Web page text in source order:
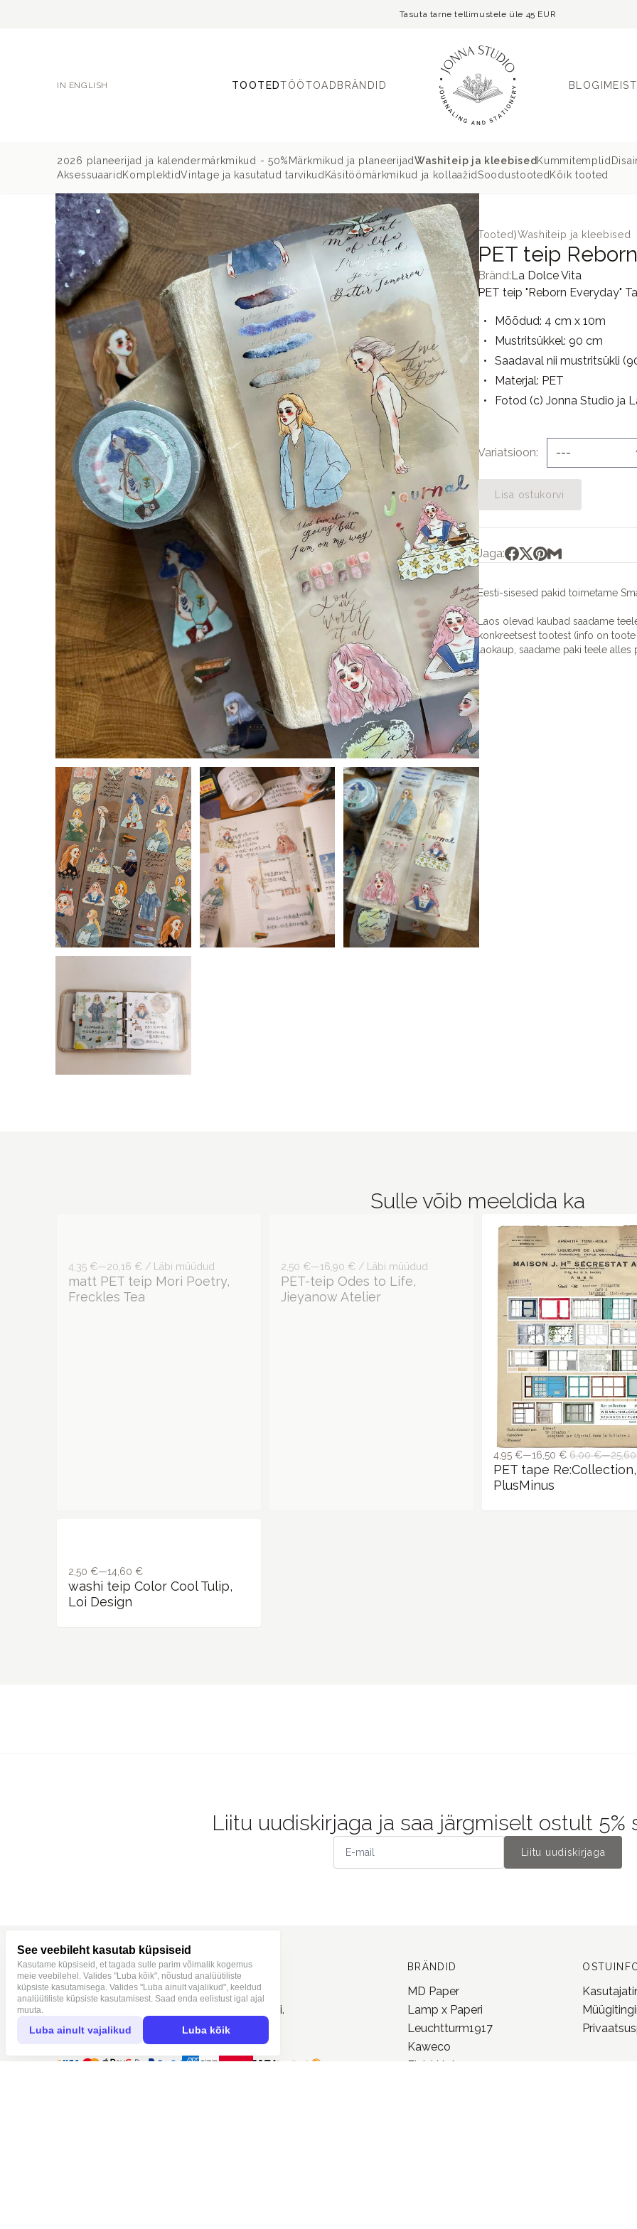
Tasuta tarne tellimustele üle 45 EUR
IN ENGLISH TOOTEDTÖÖTOAD BRÄNDID BLOGI MEIST
2026 planeerijad ja kalendermärkmikud - 50% Märkmikud ja planeerijadWashiteip ja kleebised Kummitemplid
Aksessuaarid KomplektidVintage ja kasutatud tarvikud Käsitöömärkmikud ja kollaažidSoodustooted Kõik tooted
Tooted⟩Washiteip ja kleebised
PET teip
Bränd:La Dolce Vita
PET teip "Reborn Everyday"
Mõõdud: 4 cm x 10m
Mustritsükkel: 90 cm
Saadaval nii mustritsükli
Materjal: PET
Fotod (c) Jonna Studio ja
Variatsioon
Lisa ostukorvi
Jaga:
Eesti-sisesed pakid toimetame
Laos olevad kaubad saadame
konkreetsest tootest (info on
laokaup, saadame paki teele alles
Sulle võib meeldida ka
Freckles Tea
Jieyanow Atelier
4,95 €—16,50 € 6,00
PET tape Re:Collection,
PlusMinus
Loi Design
Liitu uudiskirjaga
Kirja-ja kunstitarvete pood.
Väärtustame aeglast ja loomingulist eluviisi.
MD Paper
Leuchtturm1917
Kaweco
Field Notes
Loi Design
See veebileht kasutab küpsiseid
Kasutame küpsiseid, et tagada sulle parim võimalik kogemus
meie veebilehel. Valides "Luba kõik", nõustud analüütiliste
küpsiste kasutamisega. Valides "Luba ainult vajalikud", keeldud
analüütiliste küpsiste kasutamisest. Saad enda eelistust igal ajal
muuta.
Luba ainult vajalikud Luba kõik